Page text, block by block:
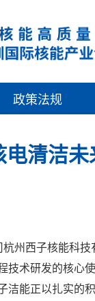
政策法规
电清洁未
州西子核能科
技术研发的核
洁能正以扎实的